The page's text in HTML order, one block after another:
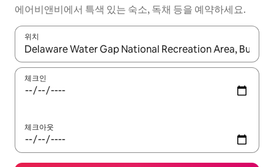
에어비앤비에서 특색 있는 숙소, 독채 등을 예약하세요.
위치
결과가 나오면 위·아래 화살표 키를 사용하거나 터치 또는 스와이
체크인
체크아웃